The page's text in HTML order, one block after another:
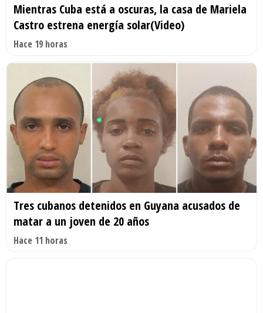
Mientras Cuba está a oscuras, la casa de Mariela
Castro estrena energía solar(Video)
Hace 19 horas
Tres cubanos detenidos en Guyana acusados de
matar a un joven de 20 años
Hace 11 horas